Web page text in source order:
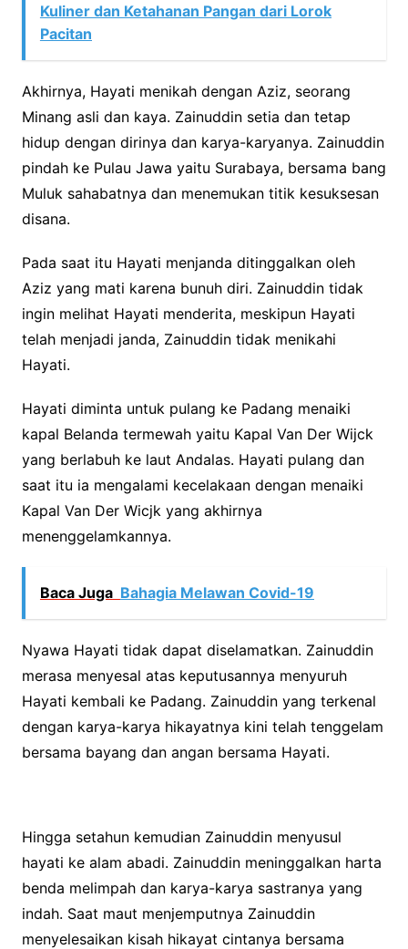
Kuliner dan Ketahanan Pangan dari Lorok
Pacitan
Akhirnya, Hayati menikah dengan Aziz, seorang
Minang asli dan kaya. Zainuddin setia dan tetap
hidup dengan dirinya dan karya-karyanya. Zainuddin
pindah ke Pulau Jawa yaitu Surabaya, bersama bang
Muluk sahabatnya dan menemukan titik kesuksesan
disana.
Pada saat itu Hayati menjanda ditinggalkan oleh
Aziz yang mati karena bunuh diri. Zainuddin tidak
ingin melihat Hayati menderita, meskipun Hayati
telah menjadi janda, Zainuddin tidak menikahi
Hayati.
Hayati diminta untuk pulang ke Padang menaiki
kapal Belanda termewah yaitu Kapal Van Der Wijck
yang berlabuh ke laut Andalas. Hayati pulang dan
saat itu ia mengalami kecelakaan dengan menaiki
Kapal Van Der Wicjk yang akhirnya
menenggelamkannya.
Baca Juga Bahagia Melawan Covid-19
Nyawa Hayati tidak dapat diselamatkan. Zainuddin
merasa menyesal atas keputusannya menyuruh
Hayati kembali ke Padang. Zainuddin yang terkenal
dengan karya-karya hikayatnya kini telah tenggelam
bersama bayang dan angan bersama Hayati.
Hingga setahun kemudian Zainuddin menyusul
hayati ke alam abadi. Zainuddin meninggalkan harta
benda melimpah dan karya-karya sastranya yang
indah. Saat maut menjemputnya Zainuddin
menyelesaikan kisah hikayat cintanya bersama